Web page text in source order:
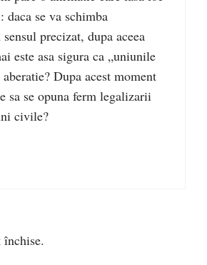
daca se va schimba
precizat, dupa aceea
este asa sigura ca „uniunile
Dupa acest moment
sa se opuna ferm legalizarii
civile?